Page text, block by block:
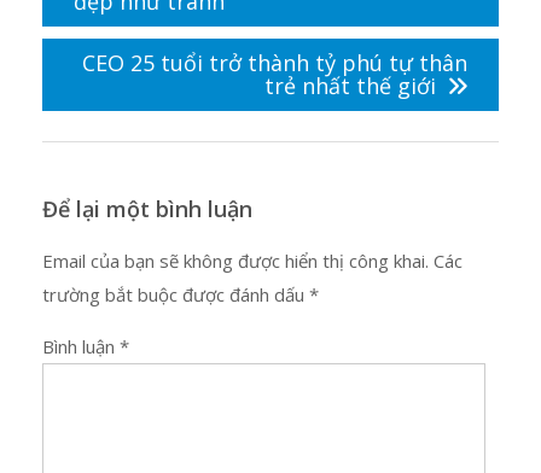
viết
CEO 25 tuổi trở thành tỷ phú tự thân
trẻ nhất thế giới
Để lại một bình luận
Email của bạn sẽ không được hiển thị công khai. Các
trường bắt buộc được đánh dấu *
Bình luận *